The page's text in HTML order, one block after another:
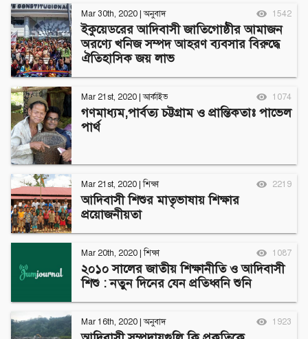
Mar 30th, 2020 |অনুবাদ 1542
ইকুয়েডরের আদিবাসী জাতিগোষ্ঠীর আমাজন
অরণ্যে খনিজ সম্পদ আহরণ ব্যবসার বিরুদ্ধে
ঐতিহাসিক জয় লাভ
Mar 21st, 2020 |আর্কাইভ 1074
গণমাধ্যম,পার্বত্য চট্টগ্রাম ও প্রান্তিকতাঃ পাভেল
পার্থ
Mar 21st, 2020 |শিক্ষা 2219
আদিবাসী শিশুর মাতৃভাষায় শিক্ষার
প্রয়োজনীয়তা
Mar 20th, 2020 |শিক্ষা 1087
২০১০ সালের জাতীয় শিক্ষানীতি ও আদিবাসী
শিশু : নতুন দিনের যেন প্রতিধ্বনি শুনি
Mar 16th, 2020 |অনুবাদ 1923